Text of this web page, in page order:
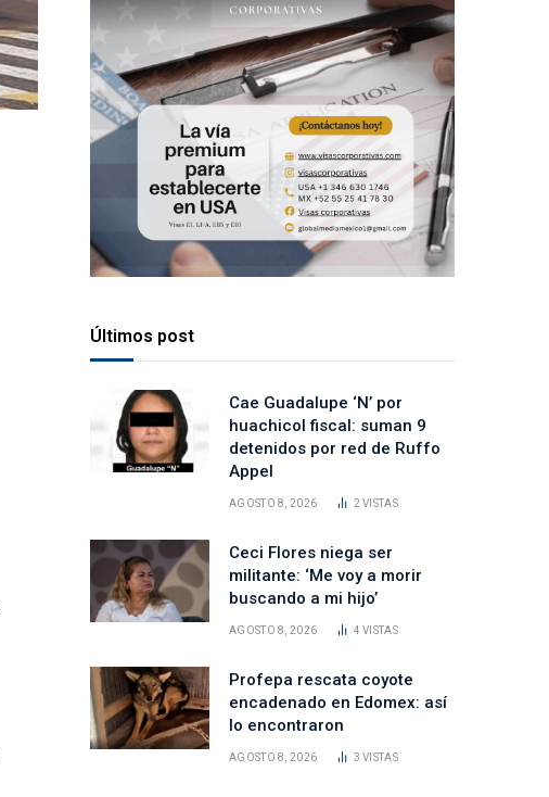
Últimos post
Cae Guadalupe ‘N’ por
huachicol fiscal: suman 9
detenidos por red de Ruffo
Appel
AGOSTO 8, 2026 2VISTAS
Ceci Flores niega ser
militante: ‘Me voy a morir
buscando a mi hijo’
AGOSTO 8, 2026 4VISTAS
Profepa rescata coyote
encadenado en Edomex: así
lo encontraron
AGOSTO 8, 2026 3VISTAS